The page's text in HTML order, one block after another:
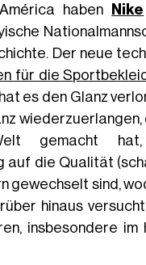
haben Nike
Der neue
für die
es den Glanz
wiederzuerlangen,
gemacht
auf die Qualität
gewechselt sind,
hinaus
insbesondere